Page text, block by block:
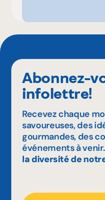
Abonnez-
infolettre!
Recevez chaque
savoureuses, des
gourmandes, des
événements à venir.
la diversité de